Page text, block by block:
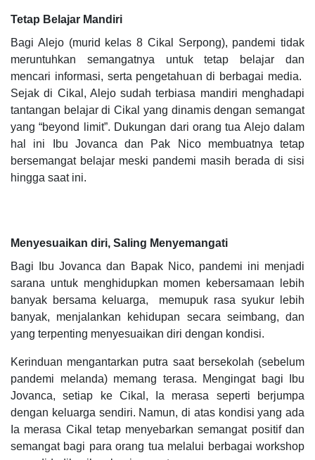
Tetap Belajar Mandiri
Bagi Alejo (murid kelas 8 Cikal Serpong), pandemi tidak
meruntuhkan semangatnya untuk tetap belajar dan
mencari informasi, serta pengetahuan di berbagai media.
Sejak di Cikal, Alejo sudah terbiasa mandiri menghadapi
tantangan belajar di Cikal yang dinamis dengan semangat
yang “beyond limit”. Dukungan dari orang tua Alejo dalam
hal ini Ibu Jovanca dan Pak Nico membuatnya tetap
bersemangat belajar meski pandemi masih berada di sisi
hingga saat ini.
Menyesuaikan diri, Saling Menyemangati
Bagi Ibu Jovanca dan Bapak Nico, pandemi ini menjadi
sarana untuk menghidupkan momen kebersamaan lebih
banyak bersama keluarga, memupuk rasa syukur lebih
banyak, menjalankan kehidupan secara seimbang, dan
yang terpenting menyesuaikan diri dengan kondisi.
Kerinduan mengantarkan putra saat bersekolah (sebelum
pandemi melanda) memang terasa. Mengingat bagi Ibu
Jovanca, setiap ke Cikal, Ia merasa seperti berjumpa
dengan keluarga sendiri. Namun, di atas kondisi yang ada
Ia merasa Cikal tetap menyebarkan semangat positif dan
semangat bagi para orang tua melalui berbagai workshop